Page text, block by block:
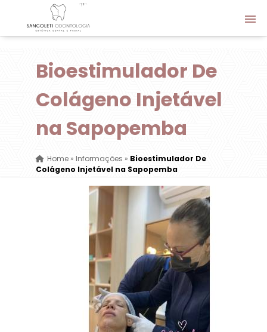
Bioestimulador De
Colágeno Injetável
na Sapopemba
Home» Informações » Bioestimulador De
Colágeno Injetável na Sapopemba